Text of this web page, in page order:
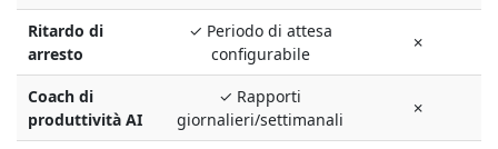
Ritardo di
arresto
✓ Periodo di attesa
configurabile
✗
Coach di
produttività AI
✓ Rapporti
giornalieri/settimanali
✗